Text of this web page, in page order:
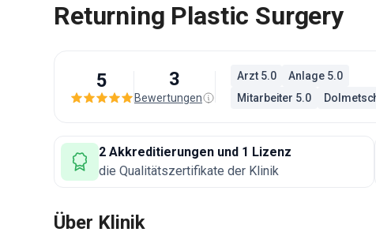
Returning Plastic Surgery
5 3
Bewertungen
Arzt 5.0
Anlage 5.0
Mitarbeiter 5.0
2 Akkreditierungen und 1 Lizenz
die Qualitätszertifikate der Klinik
Über Klinik